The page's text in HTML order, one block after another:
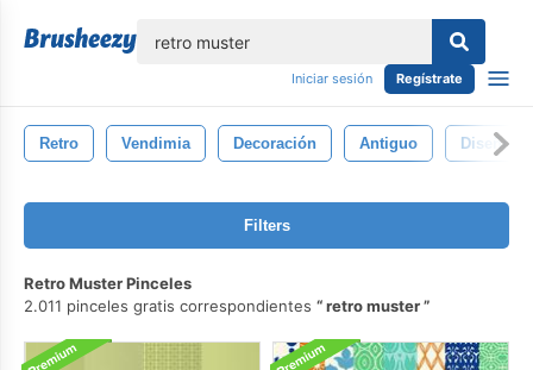
Iniciar sesión Regístrate
Retro Vendimia Decoración Antiguo Diseño
Filters
Retro Muster Pinceles
2.011 pinceles gratis correspondientes
retro muster